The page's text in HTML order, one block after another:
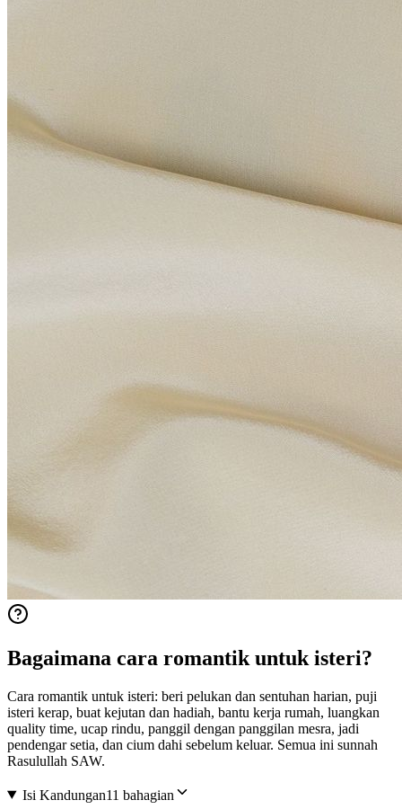
Bagaimana cara romantik untuk isteri?
Cara romantik untuk isteri: beri pelukan dan sentuhan harian, puji
isteri kerap, buat kejutan dan hadiah, bantu kerja rumah, luangkan
quality time, ucap rindu, panggil dengan panggilan mesra, jadi
pendengar setia, dan cium dahi sebelum keluar. Semua ini sunnah
Rasulullah SAW.
Isi Kandungan11 bahagian